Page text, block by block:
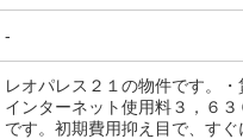
-
レオパレス２１の物件です。
インターネット使用料３，６
です。初期費用抑え目で、す